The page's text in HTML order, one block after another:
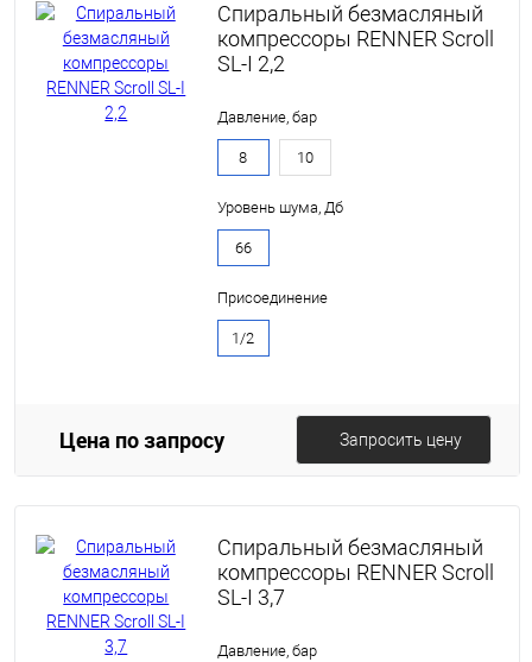
Спиральный безмасляный
компрессоры RENNER Scroll
SL-I 2,2
Давление, бар
8 10
Уровень шума, Дб
66
Присоединение
1/2
Цена по запросу Запросить цену
Спиральный безмасляный
компрессоры RENNER Scroll
SL-I 3,7
Давление, бар